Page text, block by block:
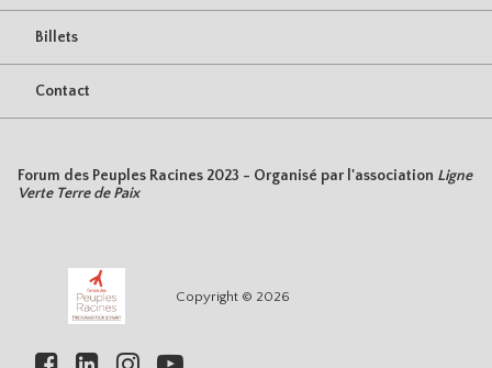
Copyright © 2026
Billets
Contact
Forum des Peuples Racines 2023 - Organisé par l'association Ligne
Verte Terre de Paix